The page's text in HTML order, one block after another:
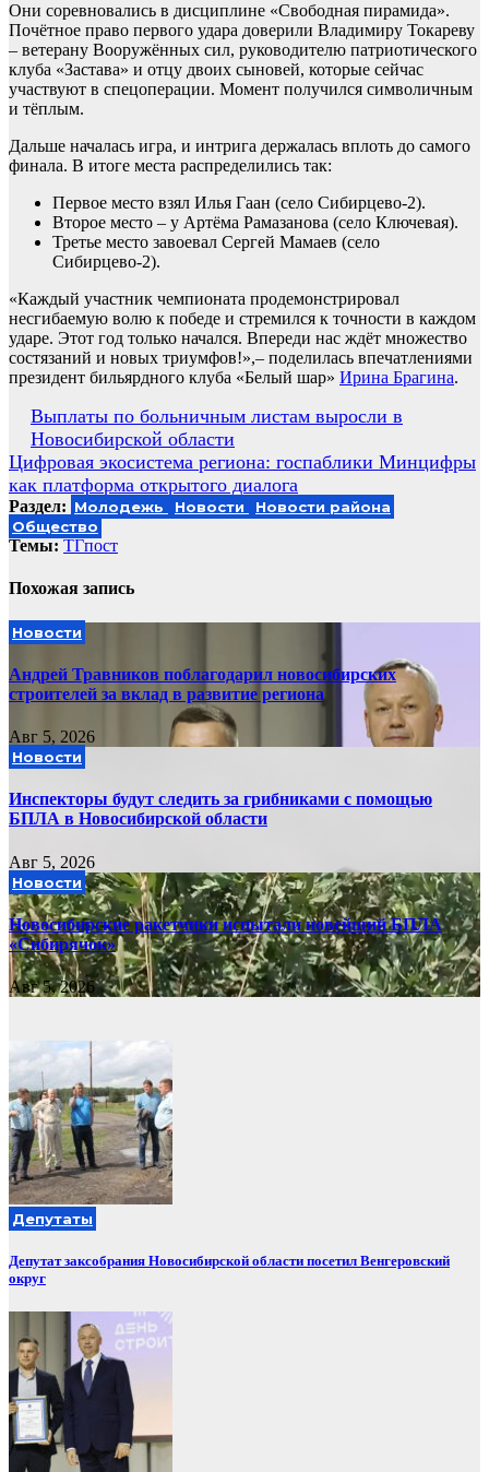
Они соревновались в дисциплине «Свободная пирамида».
Почётное право первого удара доверили Владимиру Токареву
– ветерану Вооружённых сил, руководителю патриотического
клуба «Застава» и отцу двоих сыновей, которые сейчас
участвуют в спецоперации. Момент получился символичным
и тёплым.
Дальше началась игра, и интрига держалась вплоть до самого
финала. В итоге места распределились так:
Первое место взял Илья Гаан (село Сибирцево-2).
Второе место – у Артёма Рамазанова (село Ключевая).
Третье место завоевал Сергей Мамаев (село
Сибирцево-2).
«Каждый участник чемпионата продемонстрировал
несгибаемую волю к победе и стремился к точности в каждом
ударе. Этот год только начался. Впереди нас ждёт множество
состязаний и новых триумфов!»,– поделилась впечатлениями
президент бильярдного клуба «Белый шар» Ирина Брагина.
Навигация
по
записям
Выплаты по больничным листам выросли в
Новосибирской области
Цифровая экосистема региона: госпаблики Минцифры
как платформа открытого диалога
Раздел: Молодежь Новости
Новости района
Общество
Темы: ТГпост
Похожая запись
Новости
Андрей Травников поблагодарил новосибирских
строителей за вклад в развитие региона
Авг 5, 2026
Новости
Инспекторы будут следить за грибниками с помощью
БПЛА в Новосибирской области
Авг 5, 2026
Новости
Новосибирские ракетчики испытали новейший БПЛА
«Сибирячок»
Авг 5, 2026
Депутаты
Депутат заксобрания Новосибирской области посетил Венгеровский
округ